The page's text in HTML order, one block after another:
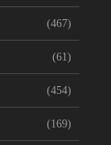
(467)
(61)
(454)
(169)